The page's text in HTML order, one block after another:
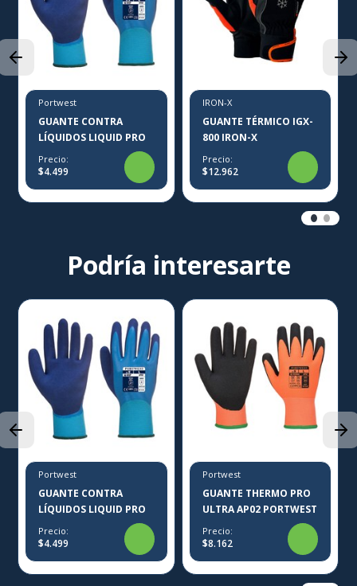
Portwest
GUANTE CONTRA
LÍQUIDOS LIQUID PRO
Precio:
$4.499
IRON-X
GUANTE TÉRMICO IGX-
800 IRON-X
Precio:
$12.962
Podría interesarte
Portwest
GUANTE CONTRA
LÍQUIDOS LIQUID PRO
Precio:
$4.499
Portwest
GUANTE THERMO PRO
ULTRA AP02 PORTWEST
Precio:
$8.162